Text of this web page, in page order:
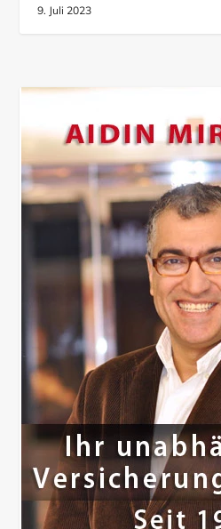
9. Juli 2023